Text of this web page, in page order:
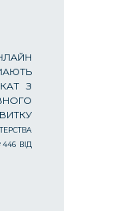
З
ВІД